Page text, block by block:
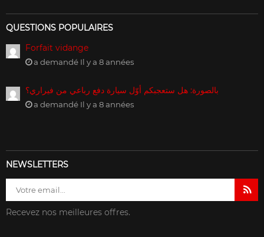
QUESTIONS POPULAIRES
Forfait vidange
a demandé Il y a 8 années
بالصورة: هل ستعجبكم أوّل سيارة دفع رباعي من فيراري؟
a demandé Il y a 8 années
NEWSLETTERS
Recevez nos meilleures offres.